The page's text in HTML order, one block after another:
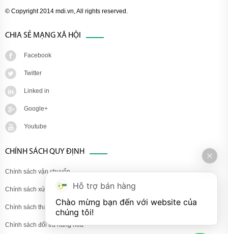
© Copyright 2014 mdi.vn, All rights reserved.
CHIA SẺ MẠNG XÃ HỘI
Facebook
Twitter
Linked in
Google+
Youtube
CHÍNH SÁCH QUY ĐỊNH
Chính sách vận chuyển
Chính sách xử lý khiếu nại
Chính sách thanh toán
Chính sách đổi trả hàng hóa
Hỗ trợ bán hàng
Chào mừng bạn đến với website của
chúng tôi!